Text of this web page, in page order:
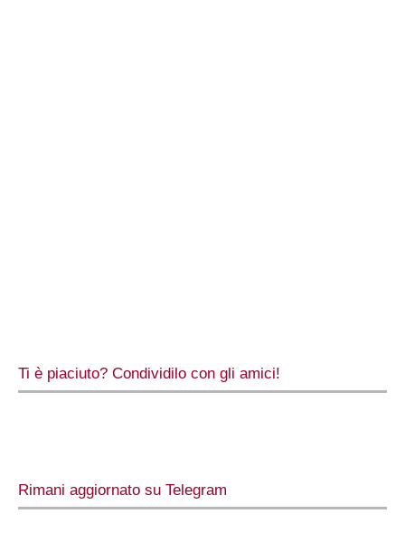
Ti è piaciuto? Condividilo con gli amici!
Rimani aggiornato su Telegram